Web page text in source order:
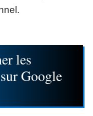
les
Google